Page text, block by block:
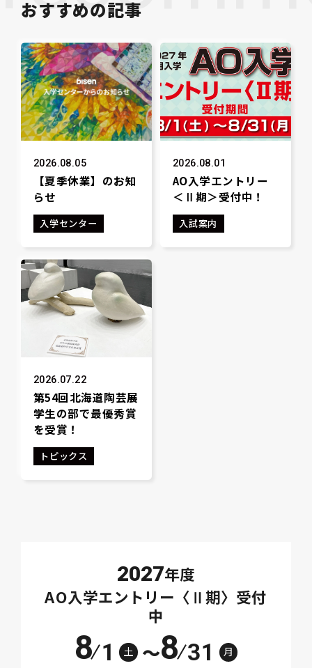
おすすめの記事
2026.08.05
【夏季休業】のお知
らせ
入学センター
2026.08.01
AO入学エントリー
＜Ⅱ期＞受付中！
入試案内
2026.07.22
第54回北海道陶芸展
学生の部で最優秀賞
を受賞！
トピックス
2027年度
AO入学エントリー〈Ⅱ期〉受付
中
8 1 土 ～8 31 月